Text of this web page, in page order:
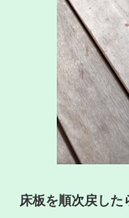
床板を順次戻し